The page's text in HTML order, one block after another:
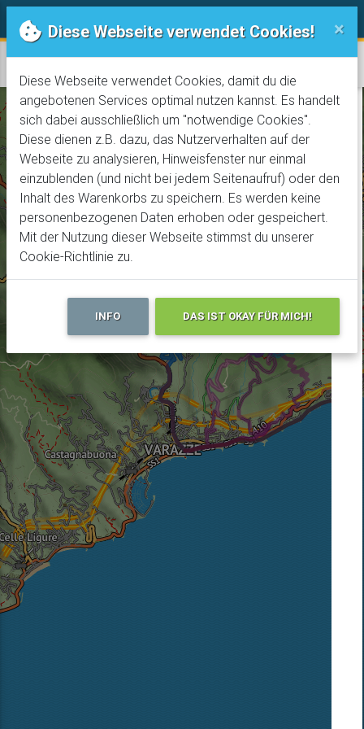
Trails! Der online Bike-Guide
Varazze
+
−
Diese Webseite verwendet Cookies! ×
Diese Webseite verwendet Cookies, damit du die
angebotenen Services optimal nutzen kannst. Es handelt
sich dabei ausschließlich um "notwendige Cookies".
Diese dienen z.B. dazu, das Nutzerverhalten auf der
Webseite zu analysieren, Hinweisfenster nur einmal
einzublenden (und nicht bei jedem Seitenaufruf) oder den
Inhalt des Warenkorbs zu speichern. Es werden keine
personenbezogenen Daten erhoben oder gespeichert.
Mit der Nutzung dieser Webseite stimmst du unserer
Cookie-Richtlinie zu.
INFO DAS IST OKAY FÜR MICH!